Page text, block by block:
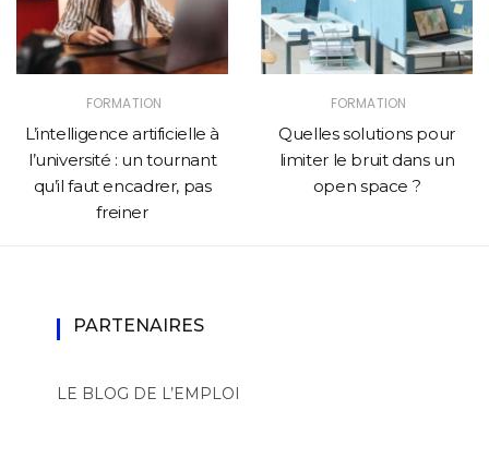
FORMATION
L’intelligence artificielle à
l’université : un tournant
qu’il faut encadrer, pas
freiner
FORMATION
Quelles solutions pour
limiter le bruit dans un
open space ?
PARTENAIRES
LE BLOG DE L’EMPLOI